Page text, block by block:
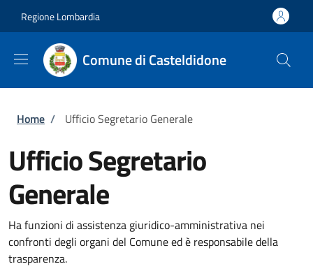
Regione Lombardia
Comune di Casteldidone
Briciole di pane
Home / Ufficio Segretario Generale
Ufficio Segretario
Generale
Ha funzioni di assistenza giuridico-amministrativa nei
confronti degli organi del Comune ed è responsabile della
trasparenza.